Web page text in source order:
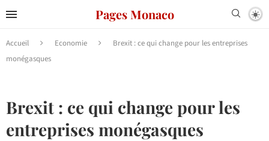
Pages Monaco
Accueil Economie
Brexit : ce qui change pour les entreprises
monégasques
Brexit : ce qui change pour les
entreprises monégasques